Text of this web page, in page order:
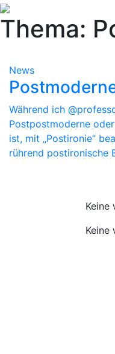
Thema:
News
Während ich
Postpostmoderne
ist, mit „Postironie“
rührend postironische
Keine
Keine